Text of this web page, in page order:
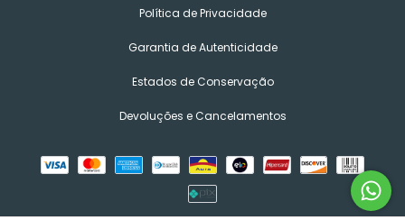
Política de Privacidade
Garantia de Autenticidade
Estados de Conservação
Devoluções e Cancelamentos